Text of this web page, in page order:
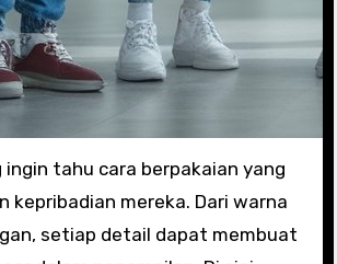
ingin tahu cara berpakaian yang
kepribadian mereka. Dari warna
setiap detail dapat membuat